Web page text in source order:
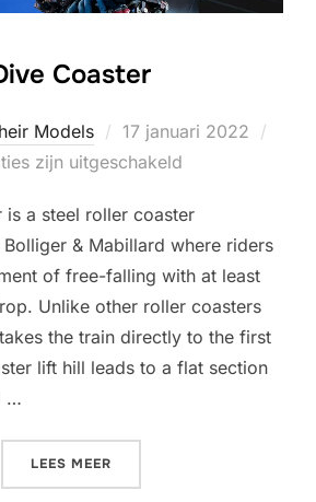
Coaster
Models
Geplaatst
op
17 januari 2022
zijn uitgeschakeld
is a steel roller coaster
& Mabillard where riders
of free-falling with at least
Unlike other roller coasters
the train directly to the first
lift hill leads to a flat section
…
LEES MEER